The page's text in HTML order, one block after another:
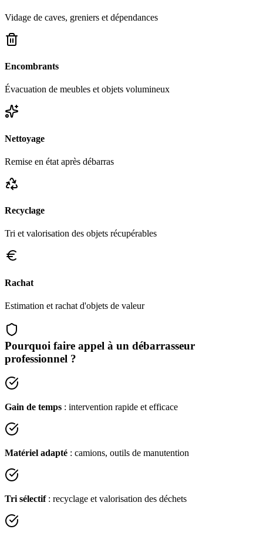
Vidage de caves, greniers et dépendances
Encombrants
Évacuation de meubles et objets volumineux
Nettoyage
Remise en état après débarras
Recyclage
Tri et valorisation des objets récupérables
Rachat
Estimation et rachat d'objets de valeur
Pourquoi faire appel à un débarrasseur
professionnel ?
Gain de temps : intervention rapide et efficace
Matériel adapté : camions, outils de manutention
Tri sélectif: recyclage et valorisation des déchets